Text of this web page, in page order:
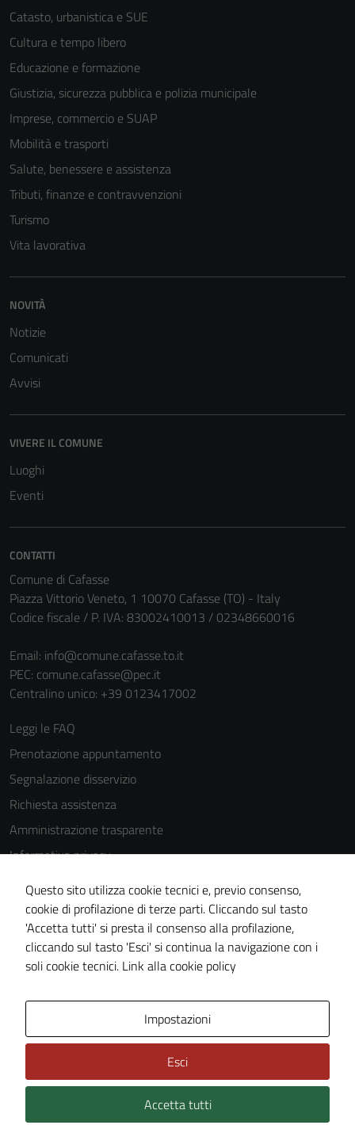
Catasto, urbanistica e SUE
Cultura e tempo libero
Educazione e formazione
Giustizia, sicurezza pubblica e polizia municipale
Imprese, commercio e SUAP
Mobilità e trasporti
Salute, benessere e assistenza
Tributi, finanze e contravvenzioni
Turismo
Vita lavorativa
NOVITÀ
Notizie
Comunicati
Avvisi
VIVERE IL COMUNE
Luoghi
Eventi
CONTATTI
Comune di Cafasse
Piazza Vittorio Veneto, 1 10070 Cafasse (TO) - Italy
Codice fiscale / P. IVA: 83002410013 / 02348660016
Email: info@comune.cafasse.to.it
PEC: comune.cafasse@pec.it
Centralino unico: +39 0123417002
Leggi le FAQ
Prenotazione appuntamento
Segnalazione disservizio
Richiesta assistenza
Amministrazione trasparente
Informativa privacy
Cookie Policy
Note legali
Dichiarazione di accessibilità
Piano di miglioramento del sito
Technical Design s.r.l.
Questo sito utilizza cookie tecnici e, previo consenso,
cookie di profilazione di terze parti. Cliccando sul tasto
'Accetta tutti' si presta il consenso alla profilazione,
cliccando sul tasto 'Esci' si continua la navigazione con i
soli cookie tecnici. Link alla cookie policy
Impostazioni
Esci
Accetta tutti
Tecnici
Questi cookie
non raccolgono